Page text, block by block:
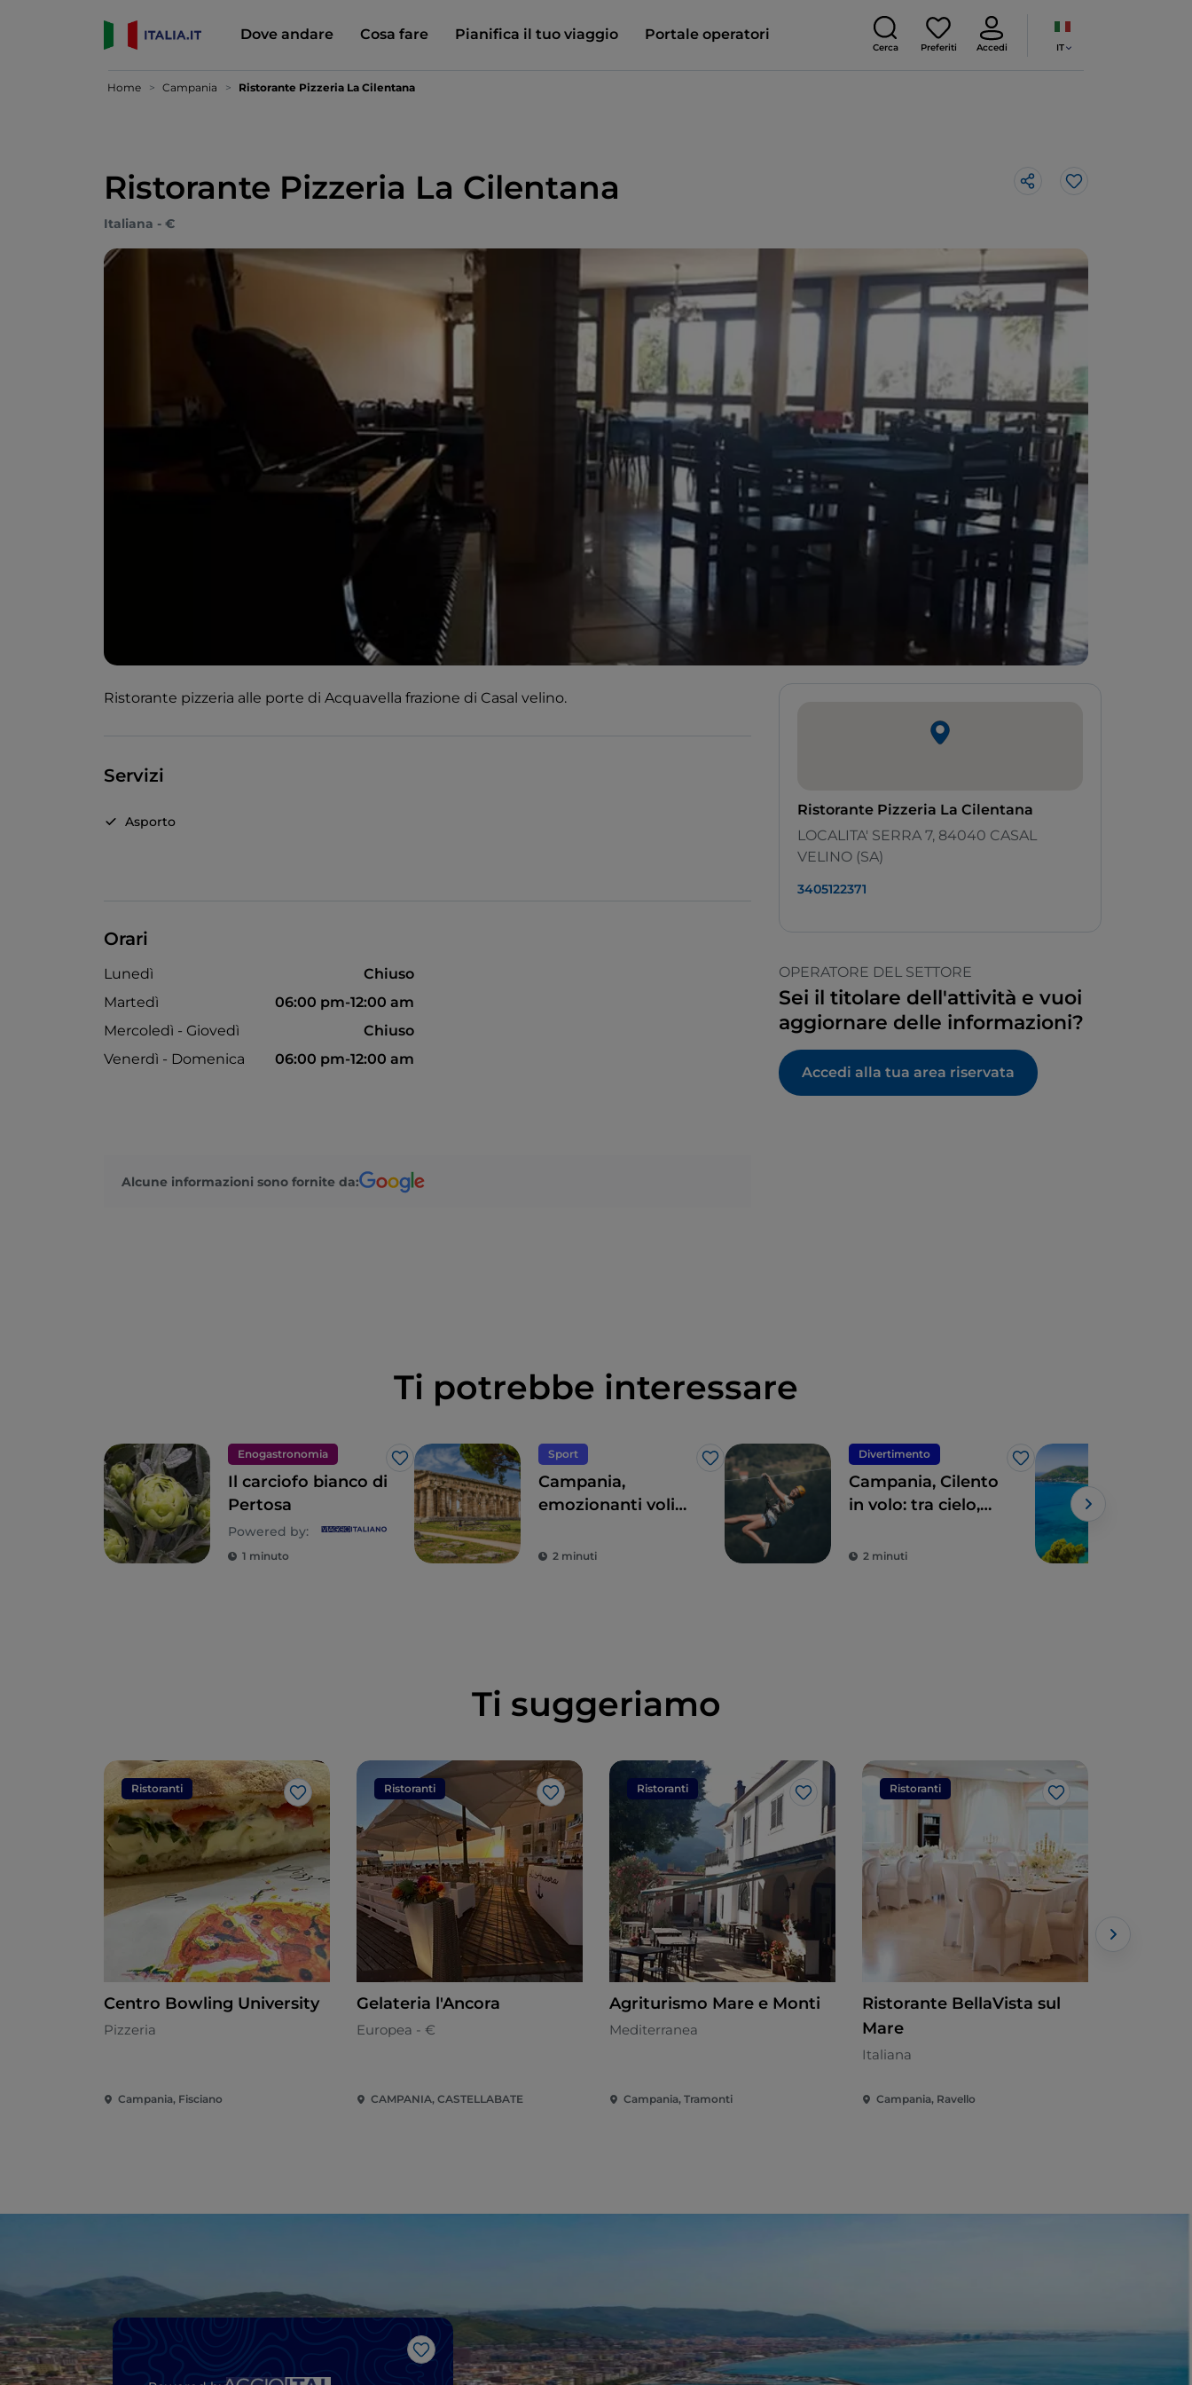
Dove andare Cosa fare Pianifica il tuo viaggio Portale operatori
Cerca Preferiti Accedi IT
Home Campania Ristorante Pizzeria La Cilentana
Ristorante Pizzeria La Cilentana Like
Italiana - €
Ristorante pizzeria alle porte di Acquavella frazione di Casal velino.
Servizi
Asporto
Orari
Lunedì
Chiuso
Martedì
06:00 pm-12:00 am
Mercoledì - Giovedì
Chiuso
Venerdì - Domenica
06:00 pm-12:00 am
Alcune informazioni sono fornite da:
Ristorante Pizzeria La Cilentana
LOCALITA' SERRA 7, 84040 CASAL
VELINO (SA)
3405122371
OPERATORE DEL SETTORE
Sei il titolare dell'attività e vuoi
aggiornare delle informazioni?
Accedi alla tua area riservata
Ti potrebbe interessare
Enogastronomia
Like
Il carciofo bianco di
Pertosa
Powered by:
1 minuto
Sport
Like
Campania,
emozionanti voli
parco archeologico
2 minuti
Divertimento
Like
Campania, Cilento
in volo: tra cielo,
2 minuti
Ti suggeriamo
Ristoranti
Like
Centro Bowling University
Pizzeria
Campania, Fisciano
Ristoranti
Like
Gelateria l'Ancora
Europea - €
CAMPANIA, CASTELLABATE
Ristoranti
Like
Agriturismo Mare e Monti
Mediterranea
Campania, Tramonti
Ristoranti
Like
Ristorante BellaVista sul
Mare
Italiana
Campania, Ravello
Like